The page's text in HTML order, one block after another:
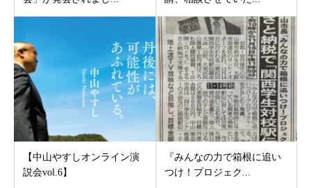
【中山やすしオンライン演
説会vol.6】
『みんなの力で箱根に追い
つけ！プロジェク...